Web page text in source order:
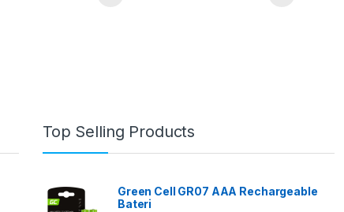
Top Selling Products
Green Cell GR07 AAA Rechargeable
Bateri